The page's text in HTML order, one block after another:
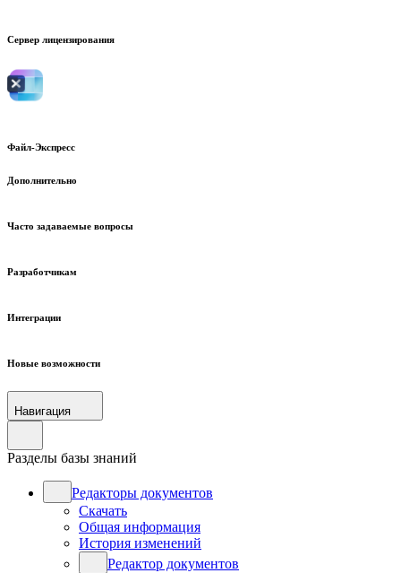
Сервер лицензирования
Файл-Экспресс
Дополнительно
Часто задаваемые вопросы
Разработчикам
Интеграции
Новые возможности
Навигация
Разделы базы знаний
Редакторы документов
Скачать
Общая информация
История изменений
Редактор документов